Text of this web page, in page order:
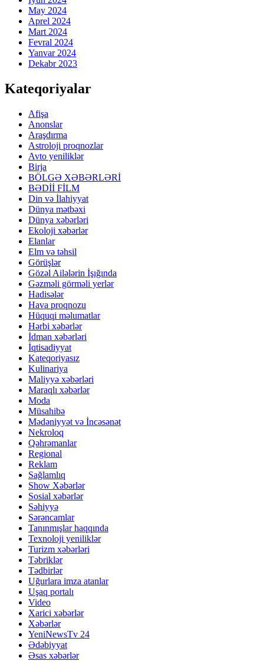
May 2024
Aprel 2024
Mart 2024
Fevral 2024
Yanvar 2024
Dekabr 2023
Kateqoriyalar
Afişa
Anonslar
Araşdırma
Astroloji proqnozlar
Avto yeniliklər
Birja
BÖLGƏ XƏBƏRLƏRİ
BƏDİİ FİLM
Din və İlahiyyat
Dünya mətbəxi
Dünya xəbərləri
Ekoloji xəbərlər
Elanlar
Elm və təhsil
Görüşlər
Gözəl Ailələrin İşığında
Gəzməli görməli yerlər
Hadisələr
Hava proqnozu
Hüquqi məlumatlar
Hərbi xəbərlər
İdman xəbərləri
İqtisadiyyat
Kateqoriyasız
Kulinariya
Maliyyə xəbərləri
Maraqlı xəbərlər
Moda
Müsahibə
Mədəniyyət və İncəsənət
Nekroloq
Qəhrəmanlar
Regional
Reklam
Sağlamlıq
Show Xəbərlər
Sosial xəbərlər
Səhiyyə
Sərəncamlar
Tanınmışlar haqqında
Texnoloji yeniliklər
Turizm xəbərləri
Təbriklər
Tədbirlər
Uğurlara imza atanlar
Uşaq portalı
Video
Xarici xəbərlər
Xəbərlər
YeniNewsTv 24
Ədəbiyyat
Əsas xəbərlər